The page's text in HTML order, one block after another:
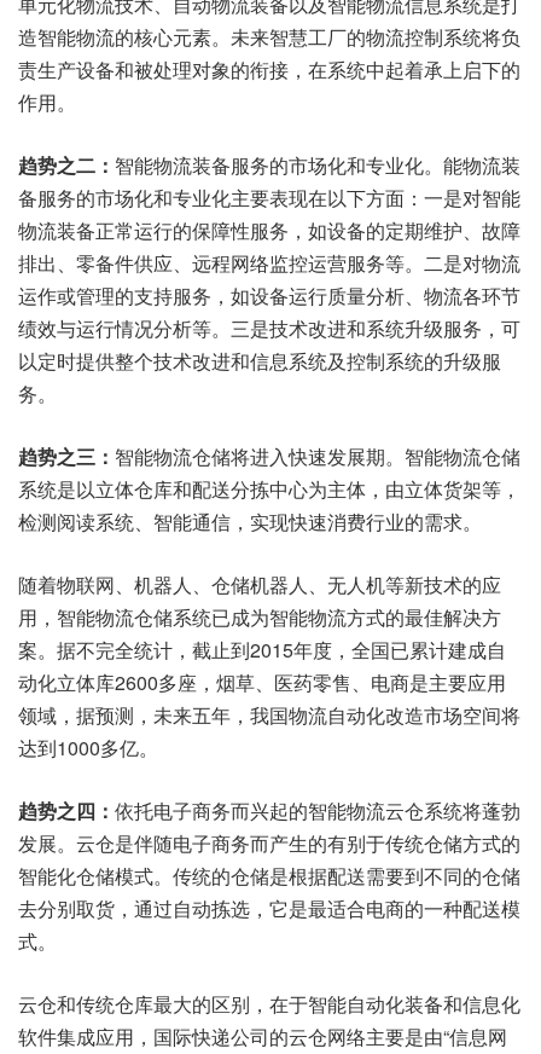
造智能物流的核心元素。未来智慧工厂的物流控制系统将负
责生产设备和被处理对象的衔接，在系统中起着承上启下的
作用。
趋势之二： 智能物流装备服务的市场化和专业化。能物流装
备服务的市场化和专业化主要表现在以下方面：一是对智能
物流装备正常运行的保障性服务，如设备的定期维护、故障
排出、零备件供应、远程网络监控运营服务等。二是对物流
运作或管理的支持服务，如设备运行质量分析、物流各环节
绩效与运行情况分析等。三是技术改进和系统升级服务，可
以定时提供整个技术改进和信息系统及控制系统的升级服
务。
趋势之三： 智能物流仓储将进入快速发展期。智能物流仓储
系统是以立体仓库和配送分拣中心为主体，由立体货架等，
检测阅读系统、 智能通信 ，实现快速消费行业的需求。
随着物联网、机器人、仓储机器人、无人机等新技术的应
用，智能物流仓储系统已成为智能物流方式的最佳解决方
案。据不完全统计，截止到2015年度，全国已累计建成自
动化立体库2600多座，烟草、医药零售、电商是主要应用
领域，据预测，未来五年，我国物流自动化改造市场空间将
达到1000多亿。
趋势之四： 依托电子商务而兴起的智能物流云仓系统将蓬勃
发展。云仓是伴随电子商务而产生的有别于传统仓储方式的
智能化仓储模式。传统的仓储是根据配送需要到不同的仓储
去分别取货，通过自动拣选，它是最适合电商的一种配送模
式。
云仓和传统仓库最大的区别，在于智能自动化装备和信息化
软件集成应用，国际快递公司的云仓网络主要是由“信息网